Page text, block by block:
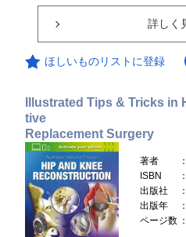
詳しく
ほしいものリストに登録
Illustrated Tips & Tricks
tive
Replacement Surgery
著者
ISBN
出版社
出版年
ページ数